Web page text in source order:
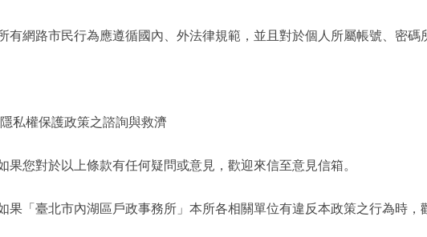
有網路市民行為應遵循國內、外法律規範，並且對於個人所屬帳號、密碼
隱私權保護政策之諮詢與救濟
果您對於以上條款有任何疑問或意見，歡迎來信至意見信箱。
果「臺北市內湖區戶政事務所」本所各相關單位有違反本政策之行為時，